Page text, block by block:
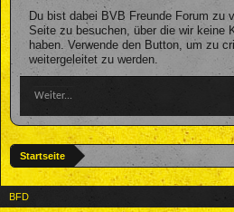
Du bist dabei BVB Freunde Forum zu
Seite zu besuchen, über die wir keine
haben. Verwende den Button, um zu
weitergeleitet zu werden.
Weiter...
Startseite
BFD